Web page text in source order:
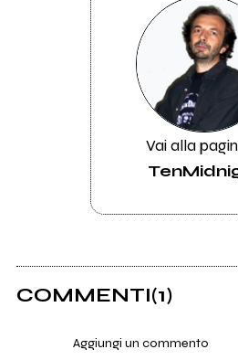
Vai alla
COMMENTI(1)
Aggiungi un commento